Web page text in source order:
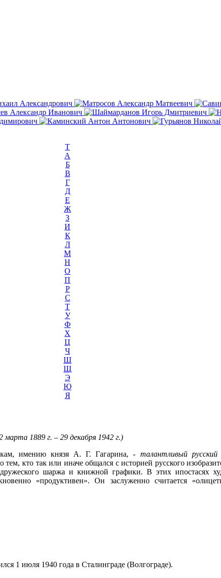
T
А
Б
В
Г
Д
Е
Ж
З
И
К
Л
М
Н
О
П
Р
С
Т
У
Ф
Х
Ц
Ч
Ш
Щ
Э
Ю
Я
марта 1889 г. – 29 декабря 1942 г.)
имению князя А. Г. Гагарина, - талантливый
кто так или иначе общался с историей русского
шаржа и книжной графики. В этих ипостасях
«продуктивен». Он заслуженно считается
1 июля 1940 года в Сталинграде (Волгограде).